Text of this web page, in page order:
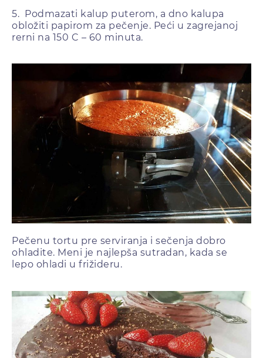
5. Podmazati kalup puterom, a dno kalupa
obložiti papirom za pečenje. Peći u zagrejanoj
rerni na 150 C – 60 minuta.
Pečenu tortu pre serviranja i sečenja dobro
ohladite. Meni je najlepša sutradan, kada se
lepo ohladi u frižideru.